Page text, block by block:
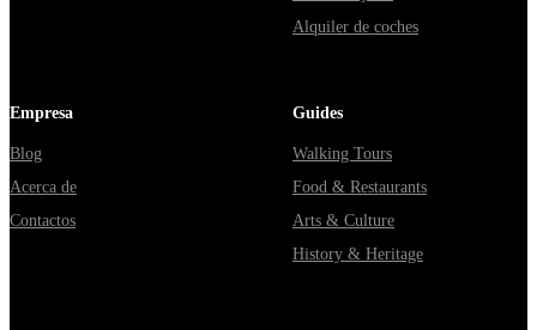
Alquiler de coches
Empresa
Blog
Acerca de
Contactos
Guides
Walking Tours
Food & Restaurants
Arts & Culture
History & Heritage